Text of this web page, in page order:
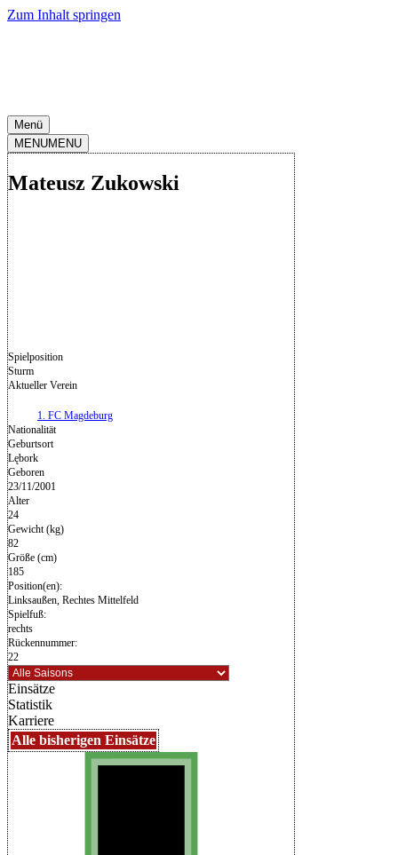
Zum Inhalt springen
Menü
MENUMENU
Mateusz Zukowski
Spielposition
Sturm
Aktueller Verein
1. FC Magdeburg
Nationalität
Geburtsort
Lębork
Geboren
23/11/2001
Alter
24
Gewicht (kg)
82
Größe (cm)
185
Position(en):
Linksaußen, Rechtes Mittelfeld
Spielfuß:
rechts
Rückennummer:
22
Einsätze
Statistik
Karriere
Alle bisherigen Einsätze